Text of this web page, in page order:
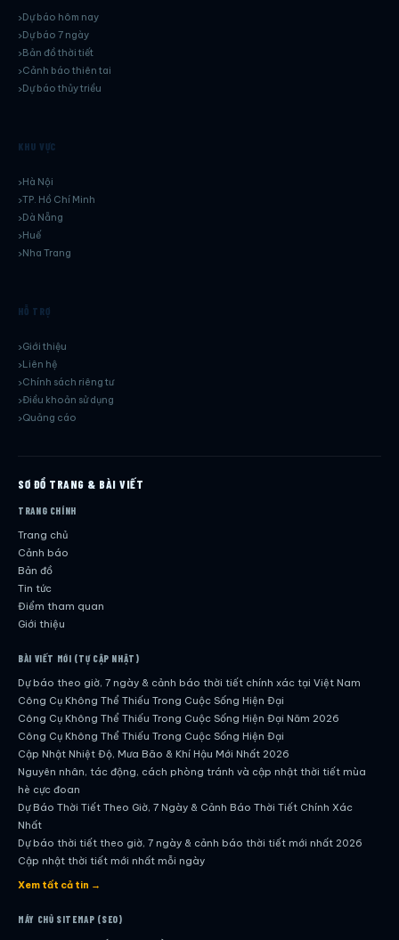
Dự báo hôm nay
Dự báo 7 ngày
Bản đồ thời tiết
Cảnh báo thiên tai
Dự báo thủy triều
KHU VỰC
Hà Nội
TP. Hồ Chí Minh
Dà Nẵng
Huế
Nha Trang
HỖ TRỢ
Giới thiệu
Liên hệ
Chính sách riêng tư
Điều khoản sử dụng
Quảng cáo
SƠ ĐỒ TRANG & BÀI VIẾT
TRANG CHÍNH
Trang chủ
Cảnh báo
Bản đồ
Tin tức
Điểm tham quan
Giới thiệu
BÀI VIẾT MỚI (TỰ CẬP NHẬT)
Dự báo theo giờ, 7 ngày & cảnh báo thời tiết chính xác tại Việt Nam
Công Cụ Không Thể Thiếu Trong Cuộc Sống Hiện Đại
Công Cụ Không Thể Thiếu Trong Cuộc Sống Hiện Đại Năm 2026
Công Cụ Không Thể Thiếu Trong Cuộc Sống Hiện Đại
Cập Nhật Nhiệt Độ, Mưa Bão & Khí Hậu Mới Nhất 2026
Nguyên nhân, tác động, cách phòng tránh và cập nhật thời tiết mùa
hè cực đoan
Dự Báo Thời Tiết Theo Giờ, 7 Ngày & Cảnh Báo Thời Tiết Chính Xác
Nhất
Dự báo thời tiết theo giờ, 7 ngày & cảnh báo thời tiết mới nhất 2026
Cập nhật thời tiết mới nhất mỗi ngày
Hướng dẫn đầy đủ về dự báo thời tiết hiện đại
Dự Báo Thời Tiết Theo Giờ, 7 Ngày & Cảnh Báo Thời Tiết Chính Xác
Xem tất cả tin →
MÁY CHỦ SITEMAP (SEO)